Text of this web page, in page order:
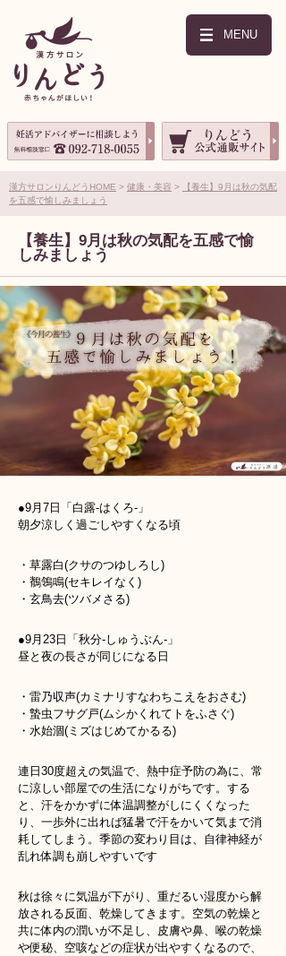
MENU
漢方サロンりんどうHOME 健康・美容
【養生】9月は秋の気配
を五感で愉しみましょう
【養生】9月は秋の気配を五感で愉
しみましょう
●9月7日「白露-はくろ-」
朝夕涼しく過ごしやすくなる頃
・草露白(クサのつゆしろし)
・鶺鴒鳴(セキレイなく)
・玄鳥去(ツバメさる)
●9月23日「秋分-しゅうぶん-」
昼と夜の長さが同じになる日
・雷乃収声(カミナリすなわちこえをおさむ)
・蟄虫フサグ戸(ムシかくれてトをふさぐ)
・水始涸(ミズはじめてかるる)
連日30度超えの気温で、熱中症予防の為に、常
に涼しい部屋での生活になりがちです。する
と、汗をかかずに体温調整がしにくくなった
り、一歩外に出れば猛暑で汗をかいて気まで消
耗してしまう。季節の変わり目は、自律神経が
乱れ体調も崩しやすいです
秋は徐々に気温が下がり、重だるい湿度から解
放される反面、乾燥してきます。空気の乾燥と
共に体内の潤いが不足し、皮膚や鼻、喉の乾燥
や便秘、空咳などの症状が出やすくなるので、